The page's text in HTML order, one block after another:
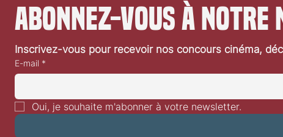
Abonnez-vous à
Inscrivez-vous pour recevoir nos concours cinéma,
E-mail *
Oui, je souhaite m'abonner à votre newsletter.